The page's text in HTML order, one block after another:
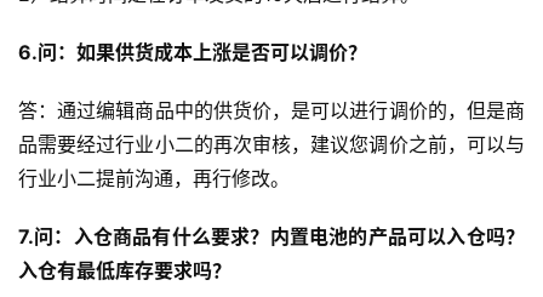
6.问：如果供货成本上涨是否可以调价？
答：通过编辑商品中的供货价，是可以进行调价的，但是商
品需要经过行业小二的再次审核，建议您调价之前，可以与
行业小二提前沟通，再行修改。
7.问：入仓商品有什么要求？内置电池的产品可以入仓吗？
入仓有最低库存要求吗？